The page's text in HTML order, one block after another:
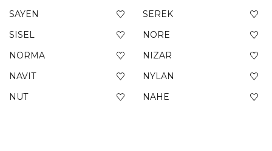
SAYEN
SEREK
SISEL
NORE
NORMA
NIZAR
NAVIT
NYLAN
NUT
NAHE